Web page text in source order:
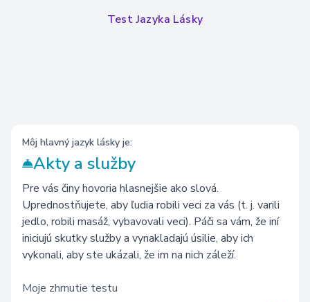
Test Jazyka Lásky
Môj hlavný jazyk lásky je:
Akty a služby
Pre vás činy hovoria hlasnejšie ako slová.
Uprednostňujete, aby ľudia robili veci za vás (t. j. varili
jedlo, robili masáž, vybavovali veci). Páči sa vám, že iní
iniciujú skutky služby a vynakladajú úsilie, aby ich
vykonali, aby ste ukázali, že im na nich záleží.
Moje zhrnutie testu